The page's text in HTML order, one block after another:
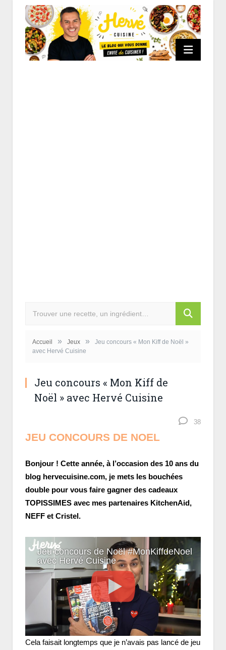
Accueil » Jeux »
Jeu concours « Mon Kiff de Noël »
avec Hervé Cuisine
Jeu concours « Mon Kiff de
Noël » avec Hervé Cuisine
38
JEU CONCOURS DE NOEL
Bonjour ! Cette année, à l’occasion des 10 ans du
blog hervecuisine.com, je mets les bouchées
double pour vous faire gagner des cadeaux
TOPISSIMES avec mes partenaires KitchenAid,
NEFF et Cristel.
Jeu concours de Noël #MonKiffdeNoel
avec Hervé Cuisine
Cela faisait longtemps que je n’avais pas lancé de jeu